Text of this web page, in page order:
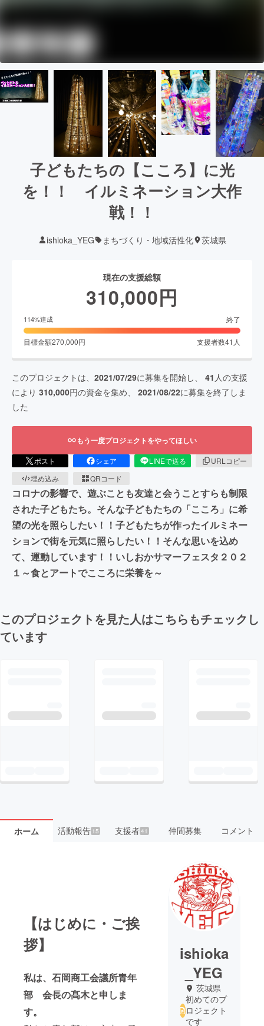
子どもたちの【こころ】に光
を！！ イルミネーション大作
戦！！
ishioka_YEG まちづくり・地域活性化 茨城県
現在の支援総額
310,000円
114%達成 終了
目標金額270,000円 支援者数41 人
このプロジェクトは、 2021/07/29に募集を開始し、 41 人の支援
により 310,000円の資金を集め、 2021/08/22に募集を終了しま
した
もう一度プロジェクトをやってほしい
ポスト シェア LINEで送る
URLコピー
埋め込み
QRコード
コロナの影響で、遊ぶことも友達と会うことすらも制限
された子どもたち。そんな子どもたちの「こころ」に希
望の光を照らしたい！！子どもたちが作ったイルミネー
ションで街を元気に照らしたい！！そんな思いを込め
て、運動しています！！いしおかサマーフェスタ２０２
１～食とアートでこころに栄養を～
このプロジェクトを見た人はこちらもチェックし
ています
ホーム 活動報告15 支援者41 仲間募集 コメント
【はじめに・ご挨
拶】
私は、石岡商工会議所青年
部 会長の髙木と申しま
す。
ishioka
_YEG
茨城県
初めてのプ
ロジェクト
です